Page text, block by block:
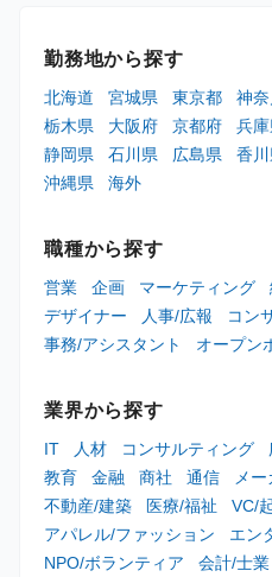
勤務地から探す
北海道 宮城県 東京都 神
栃木県
大阪府 京都府 兵庫
静岡県
石川県 広島県 香川
沖縄県
海外
職種から探す
営業 企画 マーケティング
デザイナー
人事/広報
コン
事務/アシスタント
オープン
業界から探す
IT 人材 コンサルティング
教育
金融 商社 通信 メ
不動産/建築
医療/福祉 VC/
アパレル/ファッション
エン
NPO/ボランティア
会計/士業